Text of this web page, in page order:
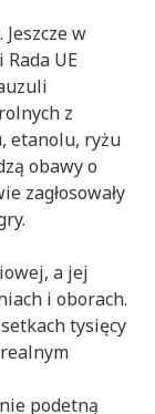
w
UE
z
etanolu, ryżu
obawy o
zagłosowały
a jej
i oborach.
tysięcy
podetną